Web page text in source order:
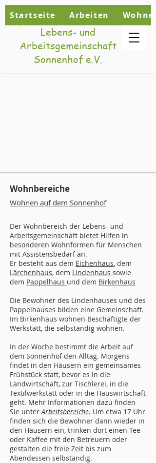
Lebens- und
Arbeitsgemeinschaft
Sonnenhof e.V.
Startseite Arbeiten Wohnen
Wohnbereiche
Wohnen auf dem Sonnenhof
Der Wohnbereich der Lebens- und
Arbeitsgemeinschaft bietet Hilfen in
besonderen Wohnformen für Menschen
mit Assistensbedarf an.
Er besteht aus dem Eichenhaus, dem
Lärchenhaus, dem Lindenhaus sowie
dem Pappelhaus und dem Birkenhaus
Die Bewohner des Lindenhauses und des
Pappelhauses bilden eine Gemeinschaft.
Im Birkenhaus wohnen Beschäftigte der
Werkstatt, die selbständig wohnen.
In der Woche bestimmt die Arbeit auf
dem Sonnenhof den Alltag. Morgens
findet in den Häusern ein gemeinsames
Frühstück statt, bevor es in die
Landwirtschaft, zur Tischlerei, in die
Textilwerkstatt oder in die Hauswirtschaft
geht. Mehr Informationen dazu finden
Sie unterArbeitsbereiche. Um etwa 17 Uhr
finden sich die Bewohner dann wieder in
den Häusern ein, trinken dort einen Tee
oder Kaffee mit den Betreuern oder
gestalten die freie Zeit bis zum
Abendessen selbständig.